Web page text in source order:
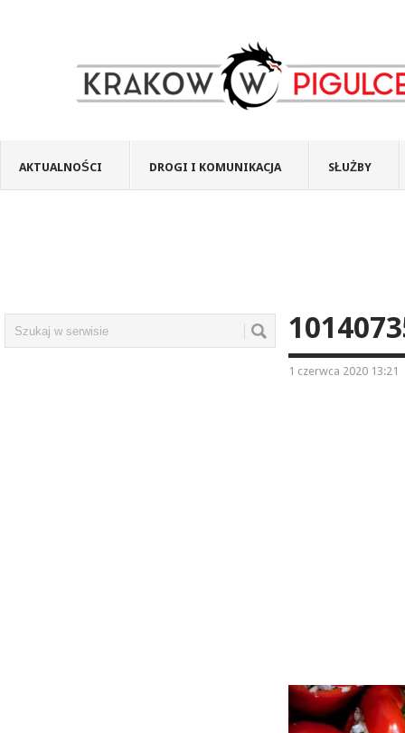
AKTUALNOŚCI DROGI I KOMUNIKACJA SŁUŻBY
1 czerwca 2020 13:21